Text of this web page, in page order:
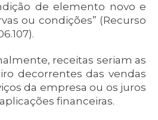
de elemento novo e
ou condições” (Recurso
receitas seriam as
decorrentes das vendas
da empresa ou os juros
financeiras.